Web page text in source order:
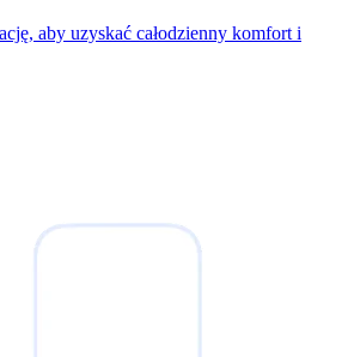
aby uzyskać całodzienny komfort i